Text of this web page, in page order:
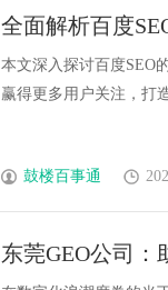
全面解析百度
本文深入探讨百度SEO
赢得更多用户关注，打
鼓楼百事通
东莞GEO公司：